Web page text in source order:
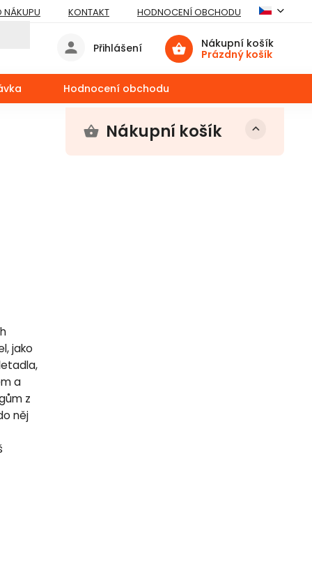
NÁKUPU KONTAKT HODNOCENÍ OBCHODU
Nákupní košík
Prázdný košík
Přihlášení
Hodnocení obchodu
Nákupní košík
jako
a
z
něj